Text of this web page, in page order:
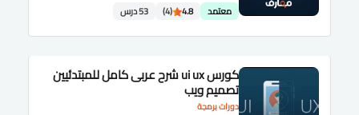
معتمد 4.8
(4) 53 درس
دورات برمجة
كورس ui ux شرح عربى كامل للمبتدئيين
تصميم ويب